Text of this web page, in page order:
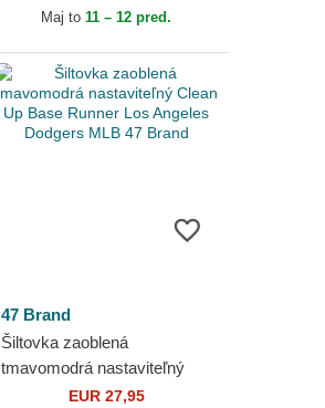
New EraMaj to11 – 12 pred.
47 Brand
Šiltovka zaoblená
tmavomodrá nastaviteľný
Clean Up Base Runner Los
EUR 27,95